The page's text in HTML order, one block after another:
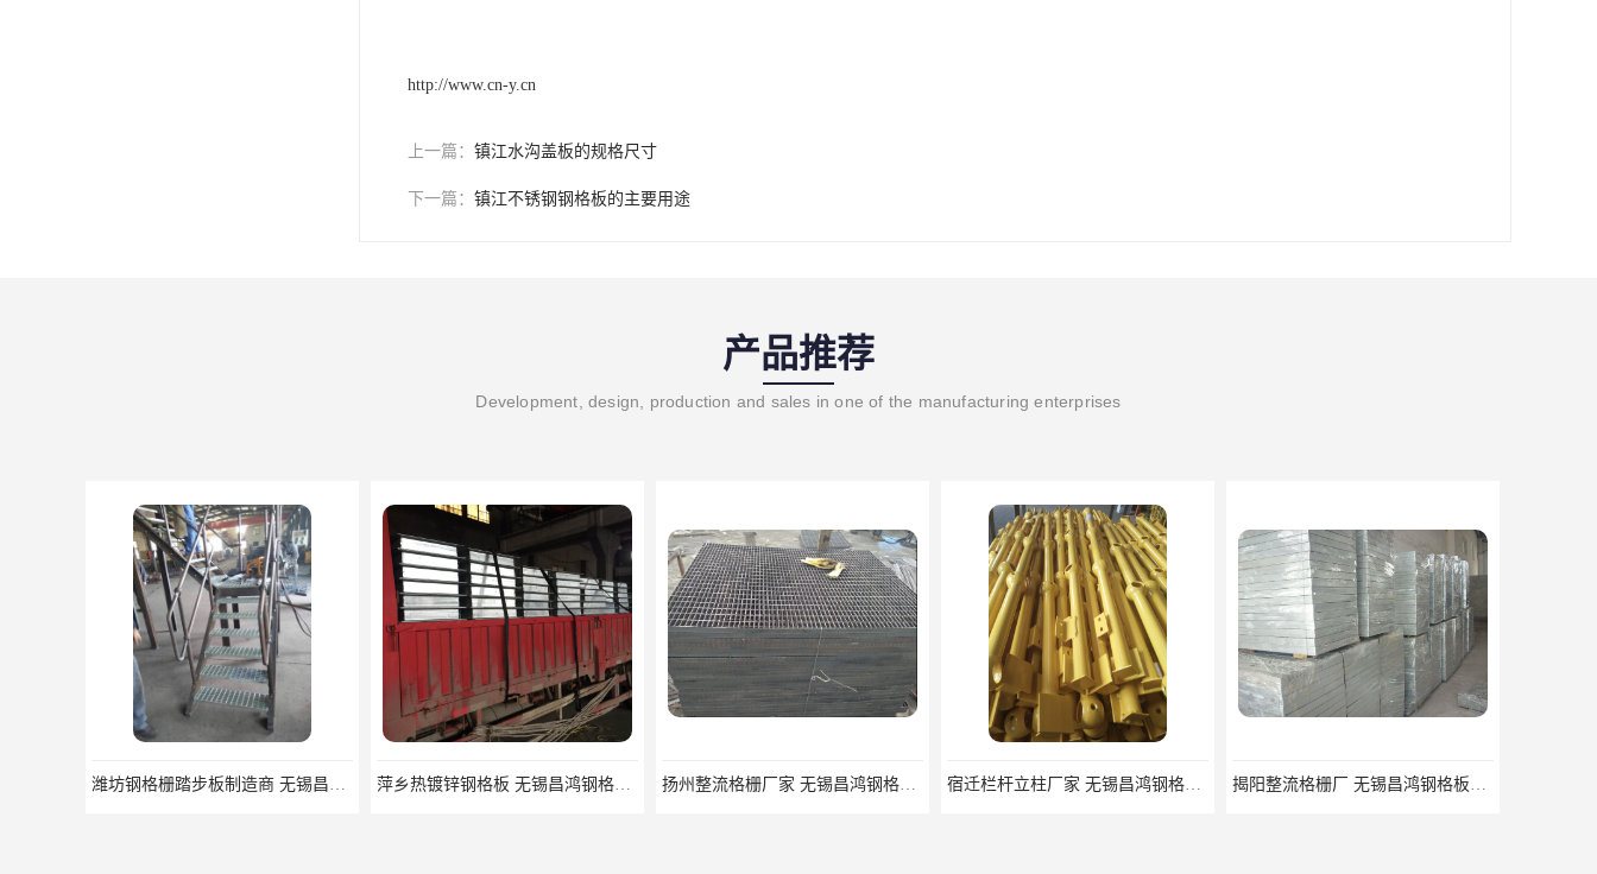
http://www.cn-y.cn
上一篇： 镇江水沟盖板的规格尺寸
下一篇： 镇江不锈钢钢格板的主要用途
产品推荐
Development, design, production and sales in one of the manufacturing enterprises
萍乡热镀锌钢格板 无锡昌鸿钢格板有限公司 扬州整流格栅厂家 无锡昌鸿钢格板有限公司 宿迁栏杆立柱厂家 无锡昌鸿钢格板有限公司 揭阳整流格栅厂 无锡昌鸿钢格板有限公司 锡林郭勒盟钢格栅踏步板 无锡昌鸿钢格板有限公司